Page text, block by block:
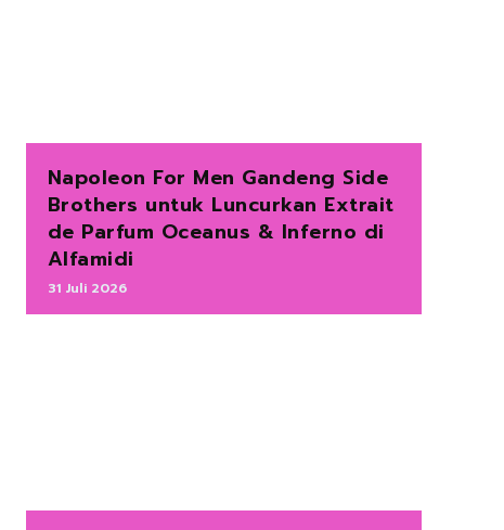
Napoleon For Men Gandeng Side
Brothers untuk Luncurkan Extrait
de Parfum Oceanus & Inferno di
Alfamidi
31 Juli 2026